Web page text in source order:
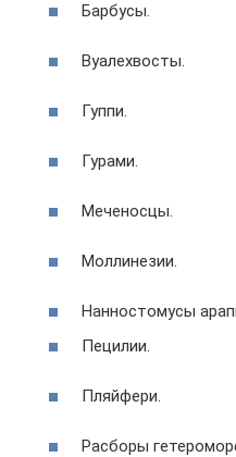
Барбусы.
Вуалехвосты.
Гуппи.
Гурами.
Меченосцы.
Моллинезии.
Нанностомусы
Пецилии.
Пляйфери.
Расборы